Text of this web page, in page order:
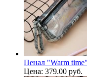
Пенал "Warm
Цена: 379.00 руб.